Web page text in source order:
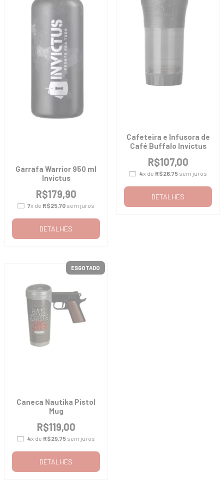
Garrafa Warrior 950 ml
Invictus
R$179,90
7x de R$25,70sem juros
DETALHES
Cafeteira e Infusora de
Café Buffalo Invictus
R$107,00
4x de R$26,75sem juros
DETALHES
ESGOTADO
Caneca Nautika Pistol
Mug
R$119,00
4x de R$29,75sem juros
DETALHES